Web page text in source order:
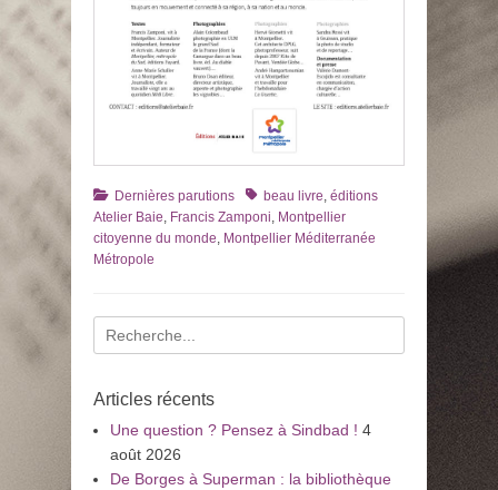
Catégories
Dernières parutions Tagsbeau livre, éditions
Atelier Baie, Francis Zamponi, Montpellier
citoyenne du monde, Montpellier Méditerranée
Métropole
Recherche
pour
Articles récents
Une question ? Pensez à Sindbad ! 4
août 2026
De Borges à Superman : la bibliothèque